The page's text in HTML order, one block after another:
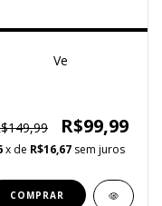
Ve
R$99,99
x de R$16,67 sem juros